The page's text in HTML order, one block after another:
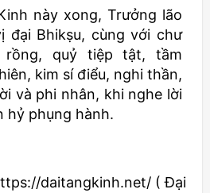
này xong, Trưởng lão
đại Bhikṣu, cùng với chư
quỷ tiệp tật, tầm
kim sí điểu, nghi thần,
và phi nhân, khi nghe lời
hỷ phụng hành.
daitangkinh.net/ ( Đại